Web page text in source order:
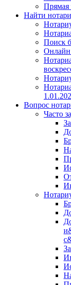
Прямая
Найти
Поиск
Онлайн
Вопрос
Часто